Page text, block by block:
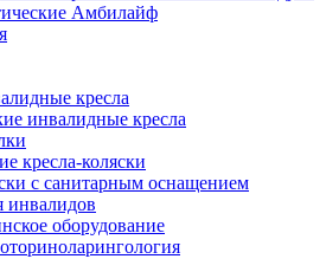
Амбилайф
кресла
инвалидные кресла
кресла-коляски
с санитарным оснащением
инвалидов
оборудование